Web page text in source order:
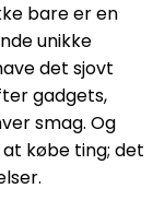
bare er en
unikke
det sjovt
gadgets,
smag. Og
købe ting; det